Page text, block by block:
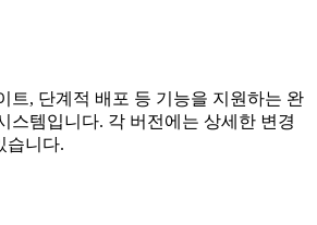
트, 단계적 배포 등 기능을 지원하는 완
스템입니다. 각 버전에는 상세한 변경
습니다.